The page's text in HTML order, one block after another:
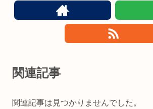
関連記事
関連記事は見つかりませんでした。